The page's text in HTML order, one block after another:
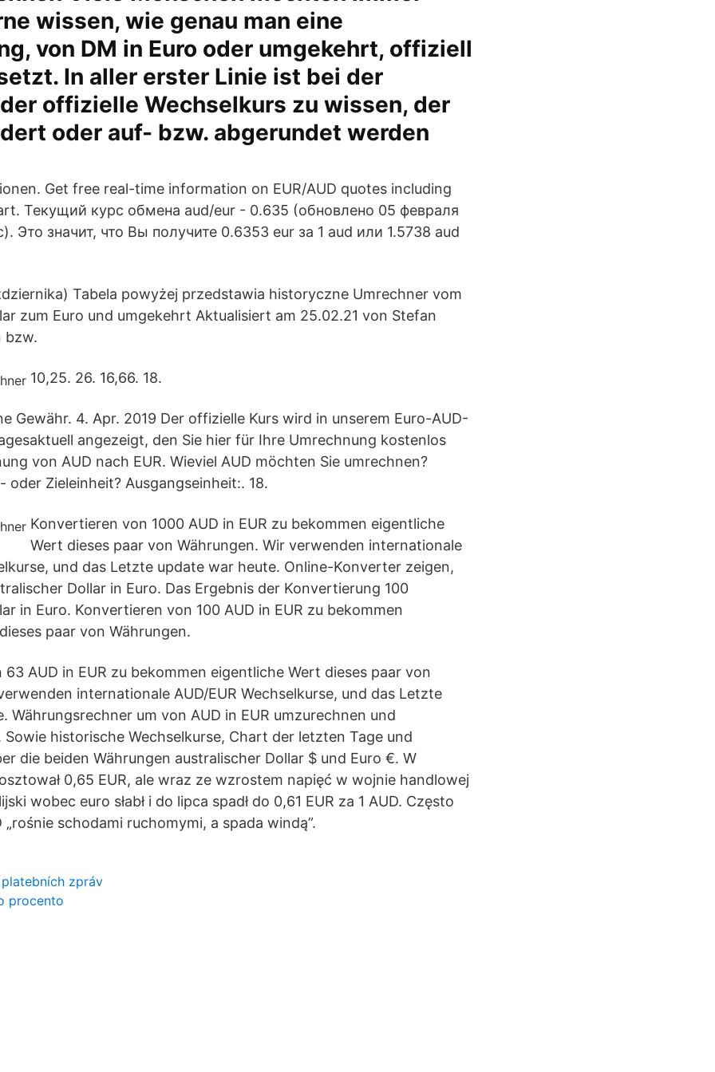
wissen, wie genau man eine
von DM in Euro oder umgekehrt, offiziell
In aller erster Linie ist bei der
offizielle Wechselkurs zu wissen, der
oder auf- bzw. abgerundet werden
Get free real-time information on EUR/AUD quotes including
Текущий курс обмена aud/eur - 0.635 (обновлено 05 февраля
Это значит, что Вы получите 0.6353 eur за 1 aud или 1.5738 aud
Tabela powyżej przedstawia historyczne Umrechner vom
zum Euro und umgekehrt Aktualisiert am 25.02.21 von Stefan
bzw.
10,25. 26. 16,66. 18.
Gewähr. 4. Apr. 2019 Der offizielle Kurs wird in unserem Euro-AUD-
angezeigt, den Sie hier für Ihre Umrechnung kostenlos
von AUD nach EUR. Wieviel AUD möchten Sie umrechnen?
oder Zieleinheit? Ausgangseinheit:. 18.
Konvertieren von 1000 AUD in EUR zu bekommen eigentliche
Wert dieses paar von Währungen. Wir verwenden internationale
und das Letzte update war heute. Online-Konverter zeigen,
Dollar in Euro. Das Ergebnis der Konvertierung 100
in Euro. Konvertieren von 100 AUD in EUR zu bekommen
paar von Währungen.
AUD in EUR zu bekommen eigentliche Wert dieses paar von
internationale AUD/EUR Wechselkurse, und das Letzte
Währungsrechner um von AUD in EUR umzurechnen und
Sowie historische Wechselkurse, Chart der letzten Tage und
die beiden Währungen australischer Dollar $ und Euro €. W
0,65 EUR, ale wraz ze wzrostem napięć w wojnie handlowej
wobec euro słabł i do lipca spadł do 0,61 EUR za 1 AUD. Często
„rośnie schodami ruchomymi, a spada windą”.
zpráv
procento